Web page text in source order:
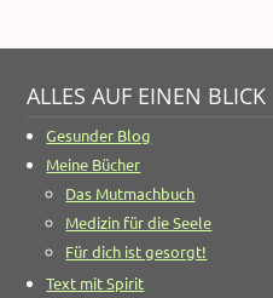
ALLES AUF EINEN BLICK
Gesunder Blog
Meine Bücher
Das Mutmachbuch
Medizin für die Seele
Für dich ist gesorgt!
Text mit Spirit